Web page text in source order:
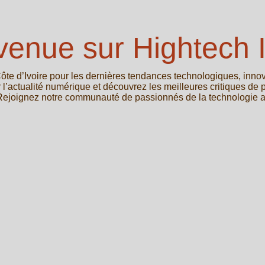
sur Hightech
d’Ivoire pour les dernières tendances technologiques,
numérique et découvrez les meilleures critiques de
notre communauté de passionnés de la technologie